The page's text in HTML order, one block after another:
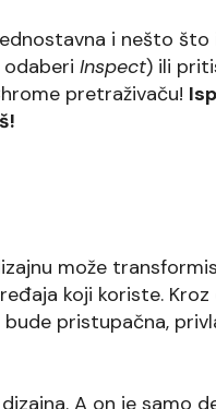
i nešto što
odaberi Inspect) ili
pretraživaču!
može
koji koriste.
pristupačna,
A on je samo